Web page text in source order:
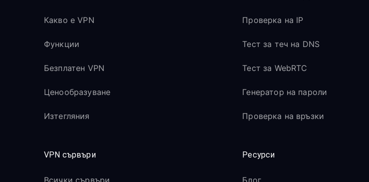
Какво е VPN
Функции
Безплатен VPN
Ценообразуване
Изтегляния
Проверка на IP
Тест за теч на DNS
Тест за WebRTC
Генератор на пароли
Проверка на връзки
VPN сървъри
Всички сървъри
Ресурси
Блог